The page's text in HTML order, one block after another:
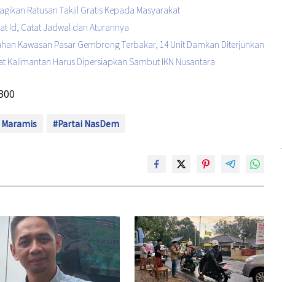
Ratusan Takjil Gratis Kepada Masyarakat
Id, Catat Jadwal dan Aturannya
Kawasan Pasar Gembrong Terbakar, 14 Unit Damkan Diterjunkan
Kalimantan Harus Dipersiapkan Sambut IKN Nusantara
#Partai NasDem